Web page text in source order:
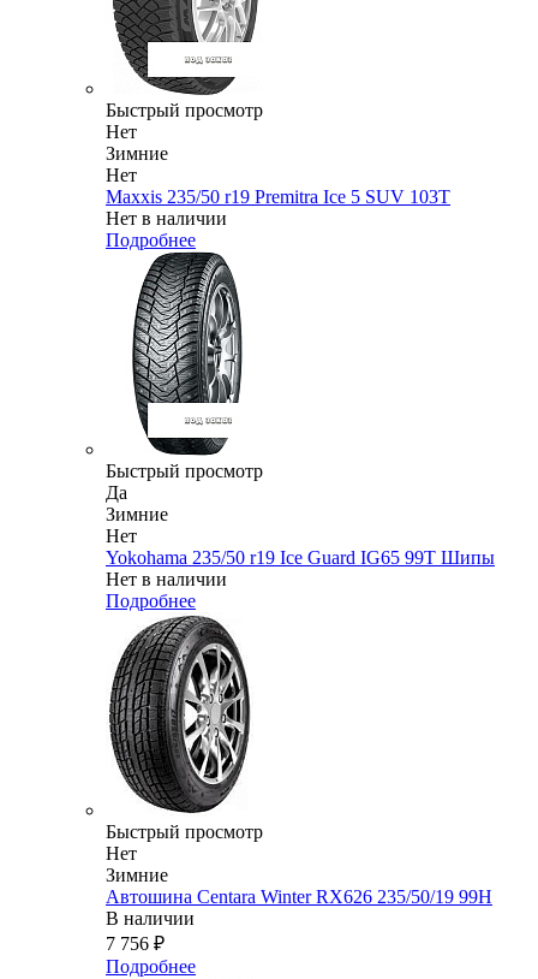
Быстрый просмотр
Нет
Зимние
Нет
Maxxis 235/50 r19 Premitra Ice 5 SUV 103T
Нет в наличии
Подробнее
Быстрый просмотр
Да
Зимние
Нет
Yokohama 235/50 r19 Ice Guard IG65 99T Шипы
Нет в наличии
Подробнее
Быстрый просмотр
Нет
Зимние
Автошина Centara Winter RX626 235/50/19 99H
В наличии
7 756 ₽
Подробнее